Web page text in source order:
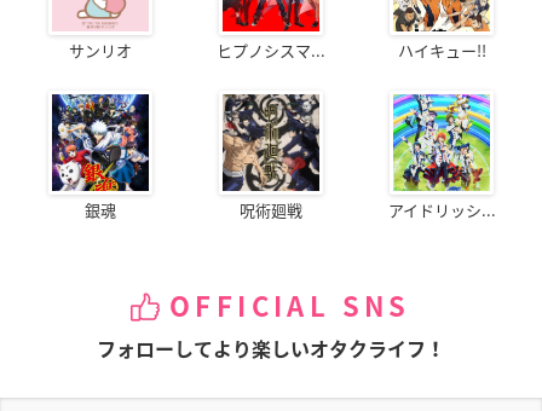
サンリオ ヒプノシスマ... ハイキュー!!
銀魂 呪術廻戦 アイドリッシ...
OFFICIAL SNS
フォローしてより楽しいオタクライフ！